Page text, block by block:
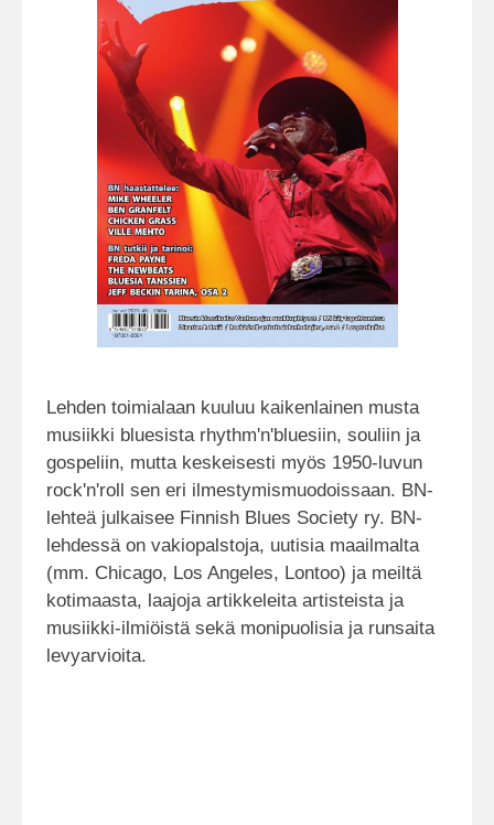
Lehden toimialaan kuuluu kaikenlainen musta
musiikki bluesista rhythm'n'bluesiin, souliin ja
gospeliin, mutta keskeisesti myös 1950-luvun
rock'n'roll sen eri ilmestymismuodoissaan. BN-
lehteä julkaisee Finnish Blues Society ry. BN-
lehdessä on vakiopalstoja, uutisia maailmalta
(mm. Chicago, Los Angeles, Lontoo) ja meiltä
kotimaasta, laajoja artikkeleita artisteista ja
musiikki-ilmiöistä sekä monipuolisia ja runsaita
levyarvioita.